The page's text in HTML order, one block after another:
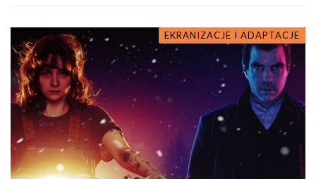
EKRANIZACJE I ADAPTACJE